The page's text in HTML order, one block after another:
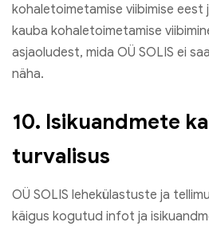
kohaletoimetamise viibimise eest
kauba kohaletoimetamise
asjaoludest, mida OÜ SOLIS ei
näha.
10. Isikuandmete
turvalisus
OÜ SOLIS lehekülastuste ja
käigus kogutud infot ja